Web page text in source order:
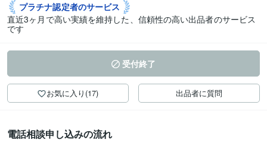
プラチナ認定者のサービス
直近3ヶ月で高い実績を維持した、信頼性の高い出品者のサービス
です
受付終了
お気に入り(17) 出品者に質問
電話相談申し込みの流れ